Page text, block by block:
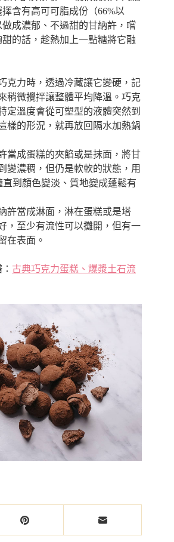
含有高可可脂成份（66%以
做成濃郁、不過甜的甘納許，嚐
的話，趁熱加上一點糖將它融
克力時，透過冷藏讓它變硬，記
稍微攪拌讓整體平均降溫。巧克
定溫度會從可塑型的液體突然到
樣的形況，就再放回隔水加熱鍋
當成蛋糕的夾餡或是抹面，將甘
變濃稠，但仍是軟軟的狀態，用
直到顏色變淡、質地變成蓬鬆有
許當成淋面，淋在蛋糕或是塔
，至少有流性可以攤開，但有一
在表面。
古典巧克力蛋糕 、 爆漿土石流